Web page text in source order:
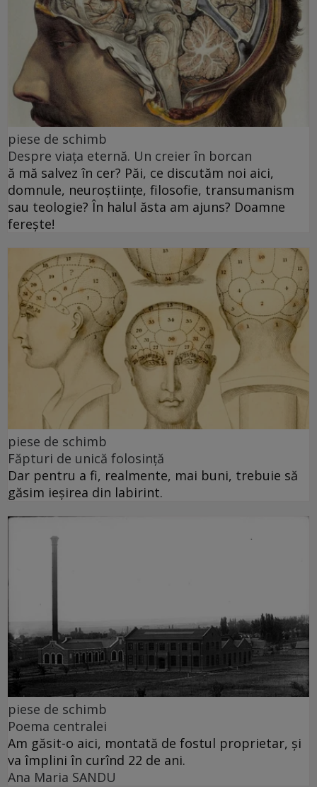
piese de schimb
Despre viața eternă. Un creier în borcan
ă mă salvez în cer? Păi, ce discutăm noi aici,
domnule, neuroștiințe, filosofie, transumanism
sau teologie? În halul ăsta am ajuns? Doamne
ferește!
piese de schimb
Făpturi de unică folosință
Dar pentru a fi, realmente, mai buni, trebuie să
găsim ieșirea din labirint.
piese de schimb
Poema centralei
Am găsit-o aici, montată de fostul proprietar, și
va împlini în curînd 22 de ani.
Ana Maria SANDU